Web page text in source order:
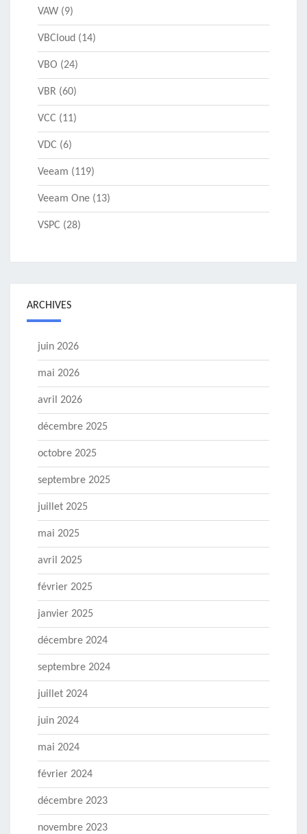
VAW (9)
VBCloud (14)
VBO (24)
VBR (60)
VCC (11)
VDC (6)
Veeam (119)
Veeam One (13)
VSPC (28)
ARCHIVES
juin 2026
mai 2026
avril 2026
décembre 2025
octobre 2025
septembre 2025
juillet 2025
mai 2025
avril 2025
février 2025
janvier 2025
décembre 2024
septembre 2024
juillet 2024
juin 2024
mai 2024
février 2024
décembre 2023
novembre 2023